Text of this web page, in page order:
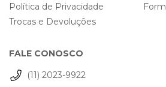
Política de Privacidade
Trocas e Devoluções
FALE CONOSCO
(11) 2023-9922